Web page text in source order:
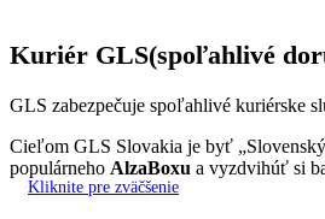
Kliknite pre zväčšenie
Kuriér GLS(spoľahlivé
GLS zabezpečuje spoľahlivé kuriérske
Cieľom GLS Slovakia je byť
populárneho AlzaBoxu a vyzdvihúť si